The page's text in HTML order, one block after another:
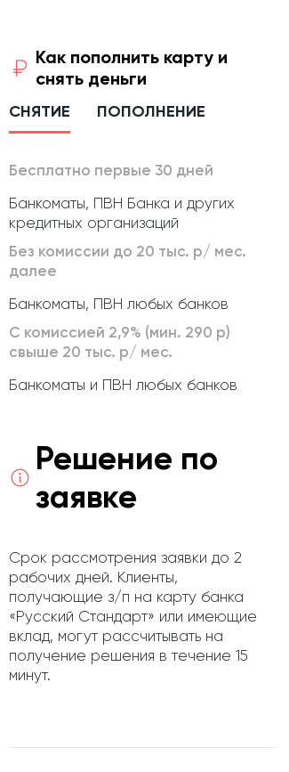
Как пополнить карту и
снять деньги
СНЯТИЕ ПОПОЛНЕНИЕ
Бесплатно первые 30 дней
Банкоматы, ПВН Банка и других
кредитных организаций
Без комиссии до 20 тыс. р/ мес.
далее
Банкоматы, ПВН любых банков
С комиссией 2,9% (мин. 290 р)
свыше 20 тыс. р/ мес.
Банкоматы и ПВН любых банков
Решение по
заявке
Срок рассмотрения заявки до 2
рабочих дней. Клиенты,
получающие з/п на карту банка
«Русский Стандарт» или имеющие
вклад, могут рассчитывать на
получение решения в течение 15
минут.